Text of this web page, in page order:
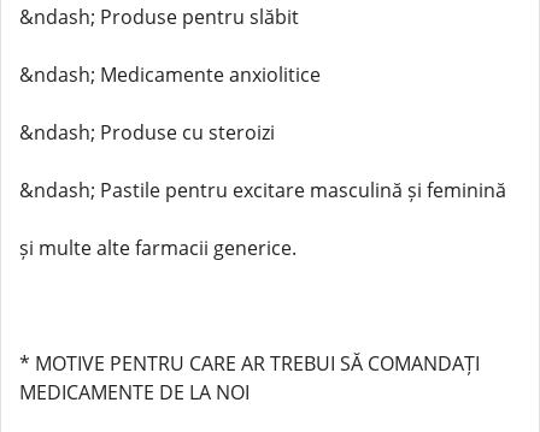
&ndash; Produse pentru slăbit
&ndash; Medicamente anxiolitice
&ndash; Produse cu steroizi
&ndash; Pastile pentru excitare masculină și feminină
și multe alte farmacii generice.
* MOTIVE PENTRU CARE AR TREBUI SĂ COMANDAȚI
MEDICAMENTE DE LA NOI